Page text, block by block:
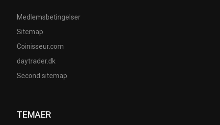
Medlemsbetingelser
Sitemap
Coinisseur.com
daytrader.dk
Second sitemap
TEMAER